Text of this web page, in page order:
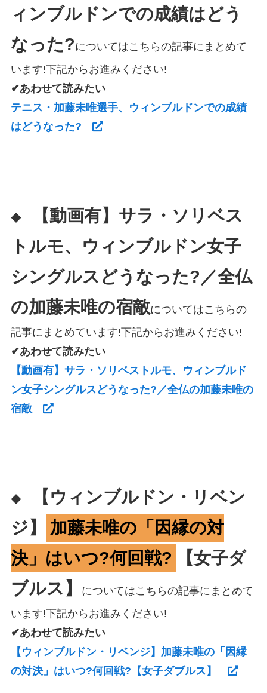
ィンブルドンでの成績はどう
なった?についてはこちらの記事にまとめて
います!下記からお進みください!
✔あわせて読みたい
テニス・加藤未唯選手、ウィンブルドンでの成績
はどうなった?
◆
【動画有】サラ・ソリベス
トルモ、ウィンブルドン女子
シングルスどうなった?／全仏
の加藤未唯の宿敵についてはこちらの
記事にまとめています!下記からお進みください!
✔あわせて読みたい
【動画有】サラ・ソリベストルモ、ウィンブルド
ン女子シングルスどうなった?／全仏の加藤未唯の
宿敵
◆
【ウィンブルドン・リベン
ジ】
加藤未唯の「因縁の対
決」はいつ?何回戦?
【女子ダ
ブルス】
についてはこちらの記事にまとめて
います!下記からお進みください!
✔あわせて読みたい
【ウィンブルドン・リベンジ】加藤未唯の「因縁
の対決」はいつ?何回戦?【女子ダブルス】